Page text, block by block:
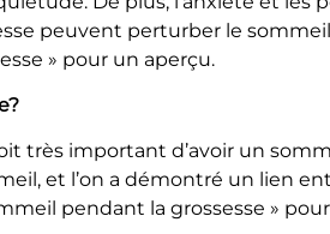
peuvent perturber le
» pour un aperçu.
très important d’avoir un
et l’on a démontré un lien
pendant la grossesse »